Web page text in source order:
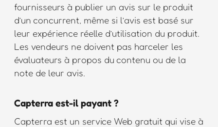
fournisseurs à publier un avis sur le produit
d’un concurrent, même si l’avis est basé sur
leur expérience réelle d’utilisation du produit.
Les vendeurs ne doivent pas harceler les
évaluateurs à propos du contenu ou de la
note de leur avis.
Capterra est-il payant ?
Capterra est un service Web gratuit qui vise à